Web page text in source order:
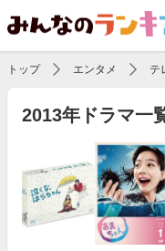
トップ エンタメ テ
2013年ドラマ一